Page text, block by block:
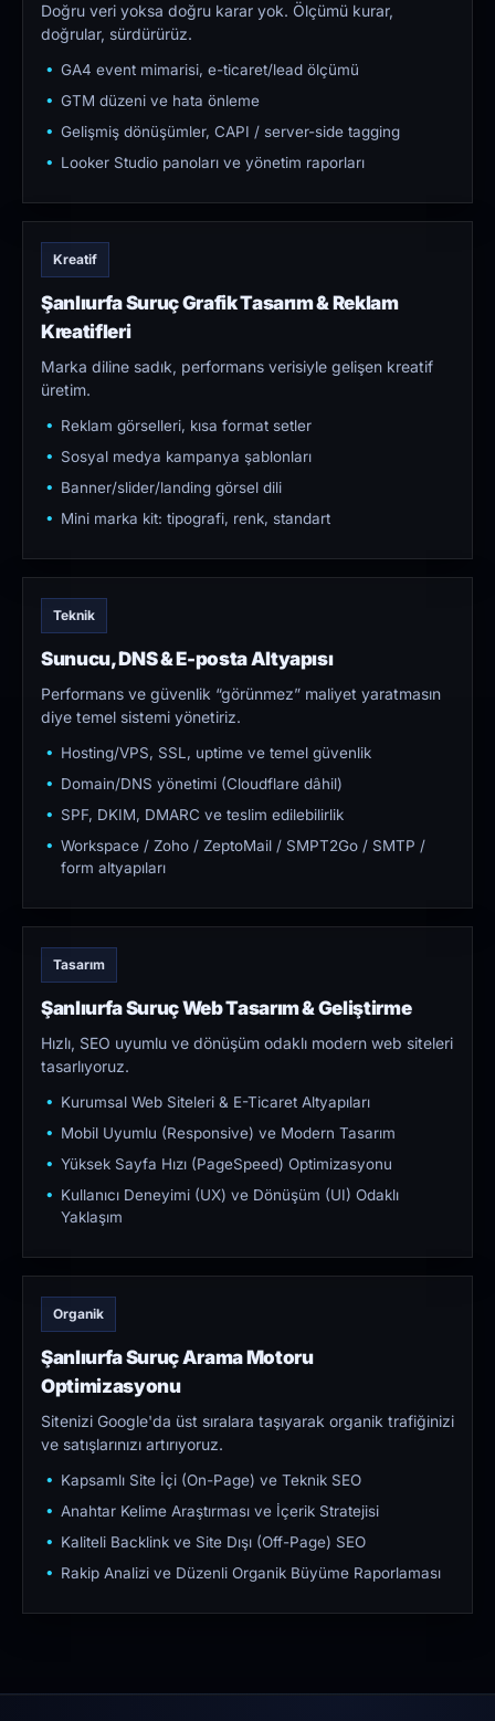
Doğru veri yoksa doğru karar yok. Ölçümü kurar,
doğrular, sürdürürüz.
GA4 event mimarisi, e-ticaret/lead ölçümü
GTM düzeni ve hata önleme
Gelişmiş dönüşümler, CAPI / server-side tagging
Looker Studio panoları ve yönetim raporları
Kreatif
Şanlıurfa Suruç Grafik Tasarım & Reklam
Kreatifleri
Marka diline sadık, performans verisiyle gelişen kreatif
üretim.
Reklam görselleri, kısa format setler
Sosyal medya kampanya şablonları
Banner/slider/landing görsel dili
Mini marka kit: tipografi, renk, standart
Teknik
Sunucu, DNS & E-posta Altyapısı
Performans ve güvenlik “görünmez” maliyet yaratmasın
diye temel sistemi yönetiriz.
Hosting/VPS, SSL, uptime ve temel güvenlik
Domain/DNS yönetimi (Cloudflare dâhil)
SPF, DKIM, DMARC ve teslim edilebilirlik
Workspace / Zoho / ZeptoMail / SMPT2Go / SMTP /
form altyapıları
Tasarım
Şanlıurfa Suruç Web Tasarım & Geliştirme
Hızlı, SEO uyumlu ve dönüşüm odaklı modern web siteleri
tasarlıyoruz.
Kurumsal Web Siteleri & E-Ticaret Altyapıları
Mobil Uyumlu (Responsive) ve Modern Tasarım
Yüksek Sayfa Hızı (PageSpeed) Optimizasyonu
Kullanıcı Deneyimi (UX) ve Dönüşüm (UI) Odaklı
Yaklaşım
Organik
Şanlıurfa Suruç Arama Motoru
Optimizasyonu
Sitenizi Google'da üst sıralara taşıyarak organik trafiğinizi
ve satışlarınızı artırıyoruz.
Kapsamlı Site İçi (On-Page) ve Teknik SEO
Anahtar Kelime Araştırması ve İçerik Stratejisi
Kaliteli Backlink ve Site Dışı (Off-Page) SEO
Rakip Analizi ve Düzenli Organik Büyüme Raporlaması